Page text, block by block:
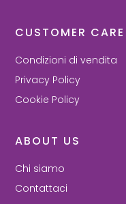
CUSTOMER CARE
Condizioni di vendita
Privacy Policy
Cookie Policy
ABOUT US
Chi siamo
Contattaci